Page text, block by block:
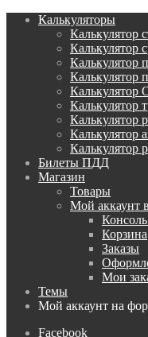
Калькуляторы
Калькулятор
Калькулятор
Калькулятор
Калькулятор
Калькулятор
Калькулятор
Калькулятор
Калькулятор
Билеты ПДД
Магазин
Товары
Мой аккаунт
Корзина
Заказы
Мои
Темы
Мой аккаунт на
Facebook